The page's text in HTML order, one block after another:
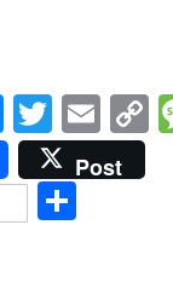
M
e
ss
e
T
w
itt
er
E
m
ai
C
Post